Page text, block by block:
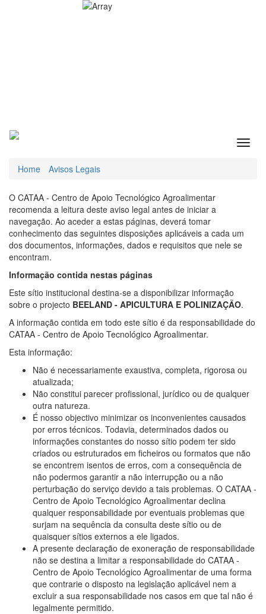
Home Avisos Legais
O CATAA - Centro de Apoio Tecnológico Agroalimentar
recomenda a leitura deste aviso legal antes de iniciar a
navegação. Ao aceder a estas páginas, deverá tomar
conhecimento das seguintes disposições aplicáveis a cada um
dos documentos, informações, dados e requisitos que nele se
encontram.
Informação contida nestas páginas
Este sítio institucional destina-se a disponibilizar informação
sobre o projecto BEELAND - APICULTURA E POLINIZAÇÃO.
A informação contida em todo este sítio é da responsabilidade do
CATAA - Centro de Apoio Tecnológico Agroalimentar.
Esta informação:
Não é necessariamente exaustiva, completa, rigorosa ou
atualizada;
Não constitui parecer profissional, jurídico ou de qualquer
outra natureza.
É nosso objectivo minimizar os inconvenientes causados
por erros técnicos. Todavia, determinados dados ou
informações constantes do nosso sítio podem ter sido
criados ou estruturados em ficheiros ou formatos que não
se encontrem isentos de erros, com a consequência de
não podermos garantir a não interrupção ou a não
perturbação do serviço devido a tais problemas. O CATAA -
Centro de Apoio Tecnológico Agroalimentar declina
qualquer responsabilidade por eventuais problemas que
surjam na sequência da consulta deste sítio ou de
quaisquer sítios externos a ele ligados.
A presente declaração de exoneração de responsabilidade
não se destina a limitar a responsabilidade do CATAA -
Centro de Apoio Tecnológico Agroalimentar de uma forma
que contrarie o disposto na legislação aplicável nem a
excluir a sua responsabilidade nos casos em que tal não é
legalmente permitido.